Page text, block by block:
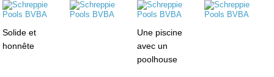
Solide et
honnête
Une piscine
avec un
poolhouse